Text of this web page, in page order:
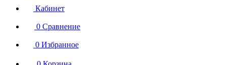
Кабинет
0 Сравнение
0 Избранное